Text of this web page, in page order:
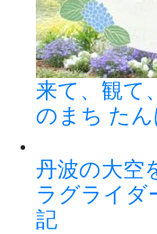
来て、観て
のまち た
丹波の大空
ラグライダ
記